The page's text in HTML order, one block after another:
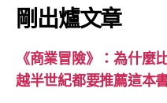
剛出爐文章
《商業冒險》：為什麼
越半世紀都要推薦這本